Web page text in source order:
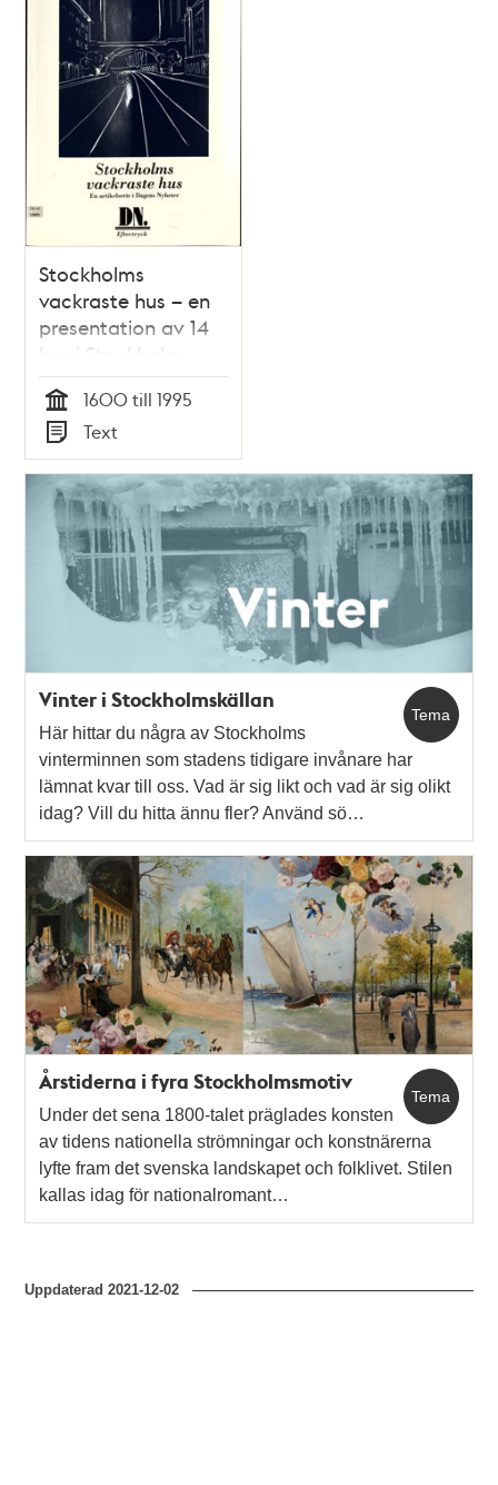
Stockholms
vackraste hus – en
presentation av 14
hus i Stockholm
Tid
1600 till 1995
Typ
Text
Tema
Vinter i Stockholmskällan
Här hittar du några av Stockholms
vinterminnen som stadens tidigare invånare har
lämnat kvar till oss. Vad är sig likt och vad är sig olikt
idag? Vill du hitta ännu fler? Använd sö…
Tema
Årstiderna i fyra Stockholmsmotiv
Under det sena 1800-talet präglades konsten
av tidens nationella strömningar och konstnärerna
lyfte fram det svenska landskapet och folklivet. Stilen
kallas idag för nationalromant…
Uppdaterad2021-12-02